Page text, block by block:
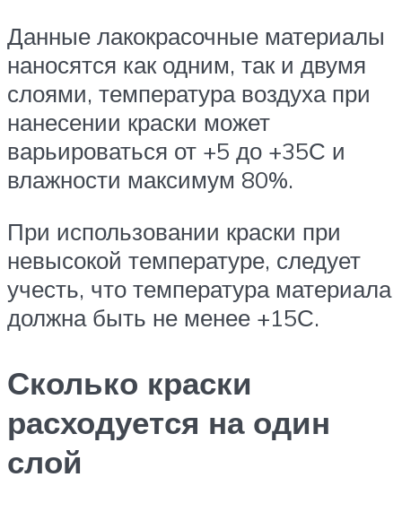
Данные лакокрасочные материалы
наносятся как одним, так и двумя
слоями, температура воздуха при
нанесении краски может
варьироваться от +5 до +35С и
влажности максимум 80%.
При использовании краски при
невысокой температуре, следует
учесть, что температура материала
должна быть не менее +15С.
Сколько краски
расходуется на один
слой